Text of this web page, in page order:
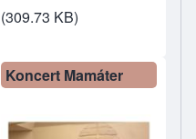
(309.73 KB)
Koncert Mamáter